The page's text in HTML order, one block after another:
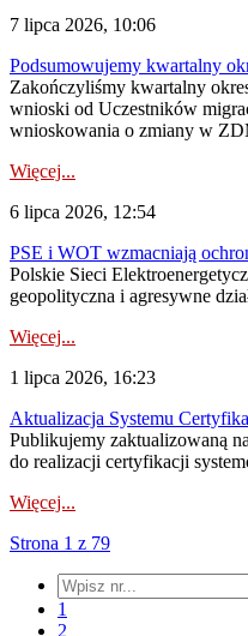
7 lipca 2026, 10:06
Podsumowujemy kwartalny
Zakończyliśmy kwartalny
wnioski od Uczestników
wnioskowania o zmiany w
Więcej...
6 lipca 2026, 12:54
PSE i WOT wzmacniają
Polskie Sieci
geopolityczna i agresywne
Więcej...
1 lipca 2026, 16:23
Aktualizacja Systemu
Publikujemy zaktualizowaną
do realizacji certyfikacji
Więcej...
Strona 1 z 79
1
2